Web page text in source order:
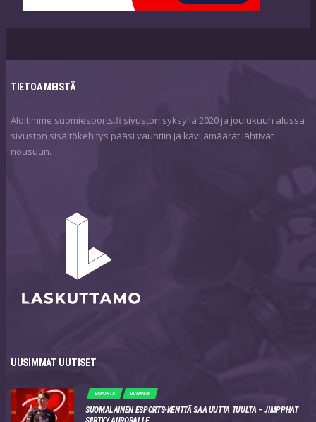
TIETOA MEISTÄ
Aloitimme suomiesports.fi sivuston syksyllä 2020 ja joulukuun alussa
sivuston sisältökehitys pääsi vauhtiin ja kävijämäärät lähtivät
nousuun.
UUSIMMAT UUTISET
ESPORTS UUTINEN
SUOMALAINEN ESPORTS-KENTTÄ SAA UUTTA TUULTA – JIMPPHAT